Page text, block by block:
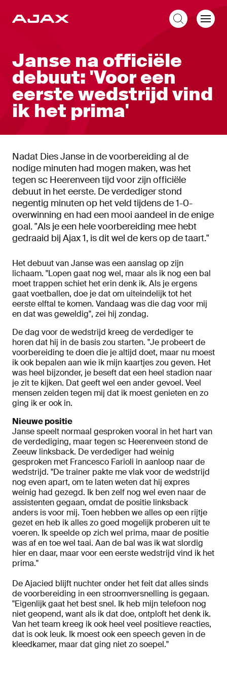
Janse na officiële
debuut: 'Voor een
eerste wedstrijd vind
ik het prima'
Nadat Dies Janse in de voorbereiding al de
nodige minuten had mogen maken, was het
tegen sc Heerenveen tijd voor zijn officiële
debuut in het eerste. De verdediger stond
negentig minuten op het veld tijdens de 1-0-
overwinning en had een mooi aandeel in de enige
goal. "Als je een hele voorbereiding mee hebt
gedraaid bij Ajax 1, is dit wel de kers op de taart."
Het debuut van Janse was een aanslag op zijn
lichaam. "Lopen gaat nog wel, maar als ik nog een bal
moet trappen schiet het erin denk ik. Als je ergens
gaat voetballen, doe je dat om uiteindelijk tot het
eerste elftal te komen. Vandaag was die dag voor mij
en dat was geweldig", zei hij zondag.
De dag voor de wedstrijd kreeg de verdediger te
horen dat hij in de basis zou starten. "Je probeert de
voorbereiding te doen die je altijd doet, maar nu moest
ik ook bepalen aan wie ik mijn kaartjes zou geven. Het
was heel bijzonder, je beseft dat een heel stadion naar
je zit te kijken. Dat geeft wel een ander gevoel. Veel
mensen zeiden tegen mij dat ik moest genieten en zo
ging ik er ook in.
Nieuwe positie
Janse speelt normaal gesproken vooral in het hart van
de verdediging, maar tegen sc Heerenveen stond de
Zeeuw linksback. De verdediger had weinig
gesproken met Francesco Farioli in aanloop naar de
wedstrijd. "De trainer pakte me vlak voor de wedstrijd
nog even apart, om te laten weten dat hij expres
weinig had gezegd. Ik ben zelf nog wel even naar de
assistenten gegaan, omdat de positie linksback
anders is voor mij. Toen hebben we alles op een rijtje
gezet en heb ik alles zo goed mogelijk proberen uit te
voeren. Ik speelde op zich wel prima, maar de positie
was af en toe wel taai. Aan de bal was ik wat slordig
hier en daar, maar voor een eerste wedstrijd vind ik het
prima."
De Ajacied blijft nuchter onder het feit dat alles sinds
de voorbereiding in een stroomversnelling is gegaan.
"Eigenlijk gaat het best snel. Ik heb mijn telefoon nog
niet geopend, want als ik dat doe, ontploft het denk ik.
Van het team kreeg ik ook heel veel positieve reacties,
dat is ook leuk. Ik moest ook een speech geven in de
kleedkamer, maar dat ging niet zo soepel."